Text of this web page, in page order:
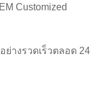
Customized
างรวดเร็วตลอด 24